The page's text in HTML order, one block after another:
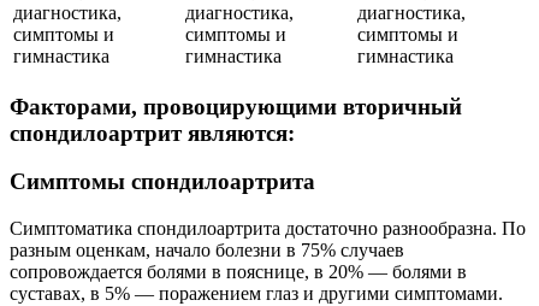
Факторами, провоцирующими вторичный
спондилоартрит являются:
Симптомы спондилоартрита
Симптоматика спондилоартрита достаточно разнообразна. По
разным оценкам, начало болезни в 75% случаев
сопровождается болями в пояснице, в 20% — болями в
суставах, в 5% — поражением глаз и другими симптомами.